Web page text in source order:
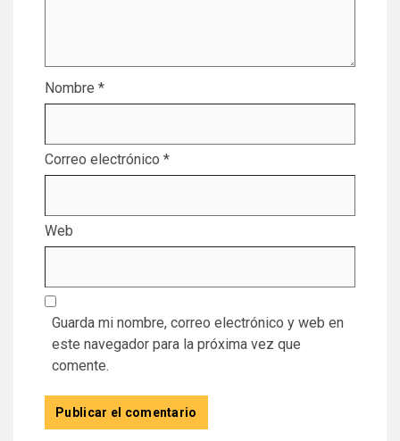
Nombre *
Correo electrónico *
Web
Guarda mi nombre, correo electrónico y web en
este navegador para la próxima vez que
comente.